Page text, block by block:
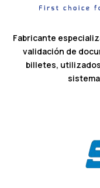
Fabricante
validación de
billetes,